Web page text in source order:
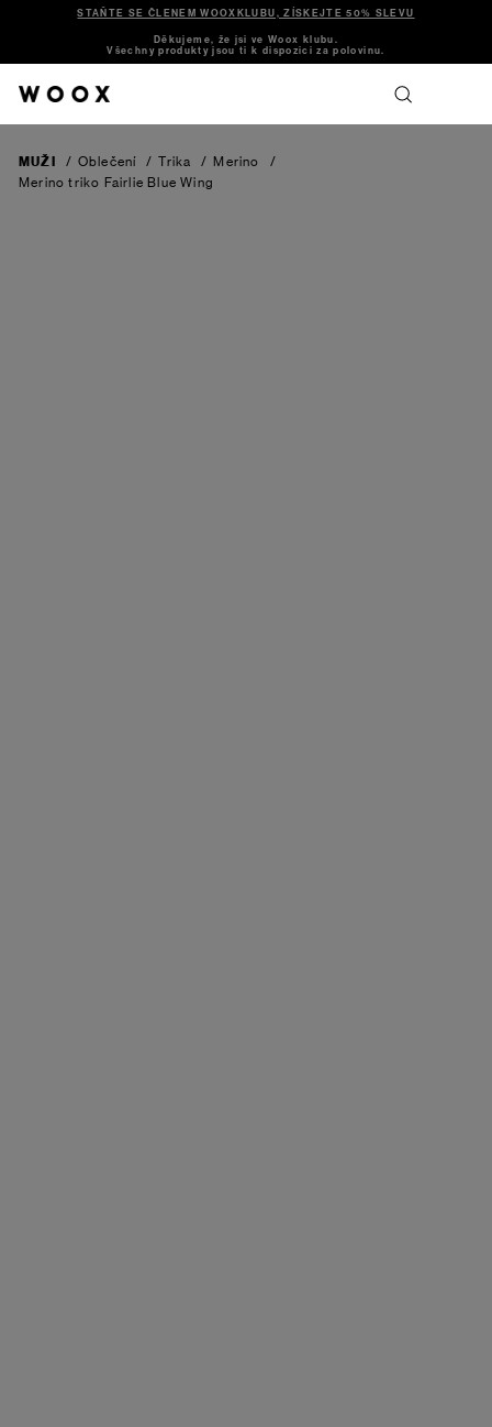
STAŇTE SE ČLENEM WOOXKLUBU, ZÍSKEJTE 50% SLEVU
Děkujeme, že jsi ve Woox klubu.
Všechny produkty jsou ti k dispozici za polovinu.
MUŽI / Oblečení / Trika / Merino
/
Merino triko Fairlie Blue Wing